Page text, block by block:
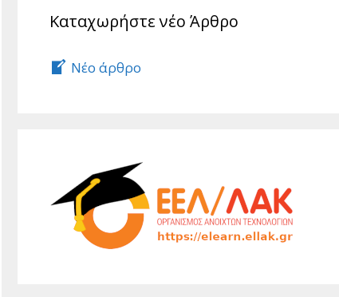
Καταχωρήστε νέο Άρθρο
Νέο άρθρο